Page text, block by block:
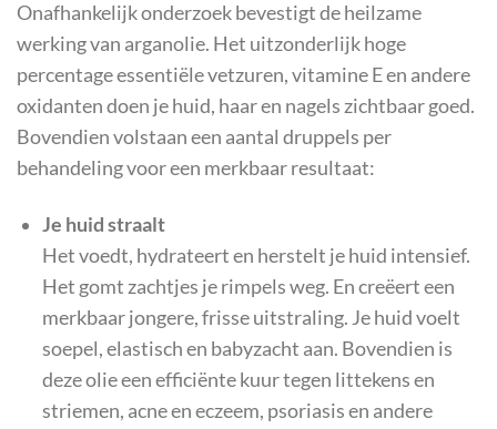
Onafhankelijk onderzoek bevestigt de heilzame
werking van arganolie. Het uitzonderlijk hoge
percentage essentiële vetzuren, vitamine E en andere
oxidanten doen je huid, haar en nagels zichtbaar goed.
Bovendien volstaan een aantal druppels per
behandeling voor een merkbaar resultaat:
Je huid straalt
Het voedt, hydrateert en herstelt je huid intensief.
Het gomt zachtjes je rimpels weg. En creëert een
merkbaar jongere, frisse uitstraling. Je huid voelt
soepel, elastisch en babyzacht aan. Bovendien is
deze olie een efficiënte kuur tegen littekens en
striemen, acne en eczeem, psoriasis en andere